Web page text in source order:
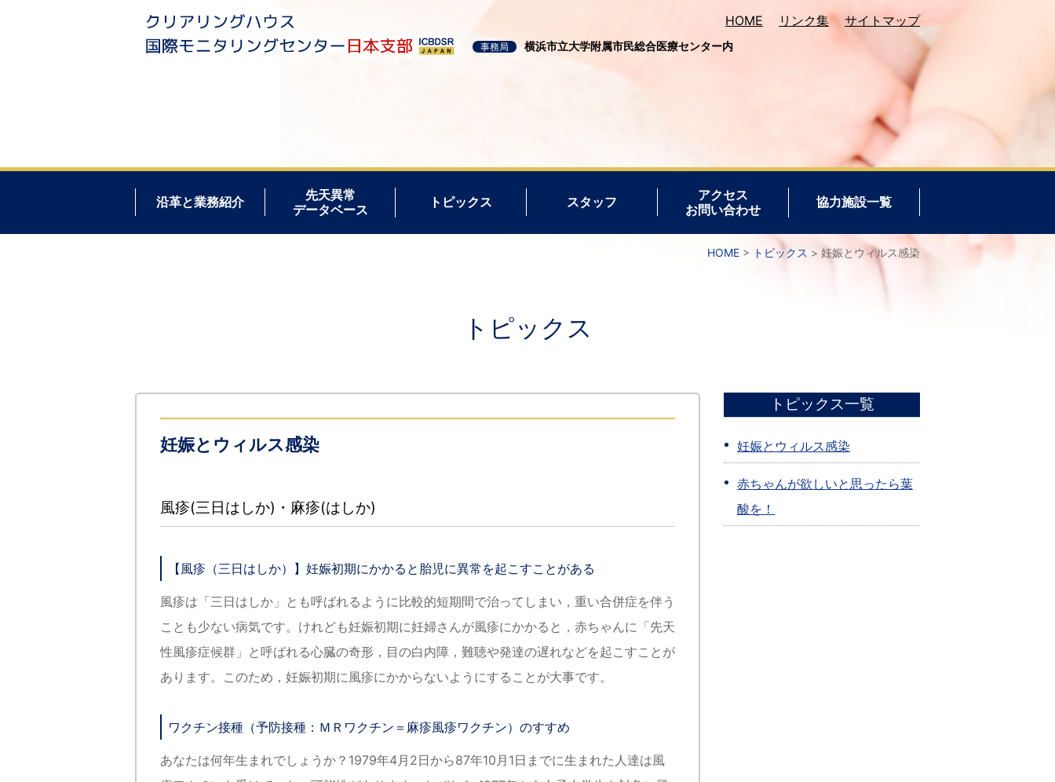
事務局 横浜市立大学附属市民総合医療センター内
HOME リンク集 サイトマップ
沿革と業務紹介
先天異常
データベース
トピックス スタッフ
アクセス
お問い合わせ
協力施設一覧
HOME トピックス 妊娠とウィルス感染
トピックス
妊娠とウィルス感染
風疹(三日はしか)・麻疹(はしか)
【風疹（三日はしか）】妊娠初期にかかると胎児に異常を起こすことがある
風疹は「三日はしか」とも呼ばれるように比較的短期間で治ってしまい，重い合併症を伴う
ことも少ない病気です。けれども妊娠初期に妊婦さんが風疹にかかると，赤ちゃんに「先天
性風疹症候群」と呼ばれる心臓の奇形，目の白内障，難聴や発達の遅れなどを起こすことが
あります。このため，妊娠初期に風疹にかからないようにすることが大事です。
ワクチン接種（予防接種：ＭＲワクチン＝麻疹風疹ワクチン）のすすめ
あなたは何年生まれでしょうか？1979年4月2日から87年10月1日までに生まれた人達は風
トピックス一覧
妊娠とウィルス感染
赤ちゃんが欲しいと思ったら葉
酸を！